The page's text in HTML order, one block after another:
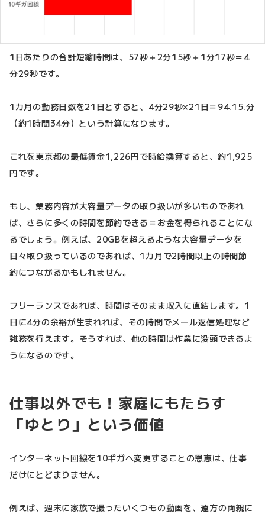
1日あたりの合計短縮時間は、57秒＋2分15秒＋1分17秒＝4
分29秒です。
1カ月の勤務日数を21日とすると、4分29秒×21日＝94.15.分
（約1時間34分）という計算になります。
これを東京都の最低賃金1,226円で時給換算すると、約1,925
円です。
もし、業務内容が大容量データの取り扱いが多いものであれ
ば、さらに多くの時間を節約できる＝お金を得られることにな
るでしょう。例えば、20GBを超えるような大容量データを
日々取り扱っているのであれば、1カ月で2時間以上の時間節
約につながるかもしれません。
フリーランスであれば、時間はそのまま収入に直結します。1
日に4分の余裕が生まれれば、その時間でメール返信処理など
雑務を行えます。そうすれば、他の時間は作業に没頭できるよ
うになるのです。
仕事以外でも！家庭にもたらす
「ゆとり」という価値
インターネット回線を10ギガへ変更することの恩恵は、仕事
だけにとどまりません。
例えば、週末に家族で撮ったいくつもの動画を、遠方の両親に